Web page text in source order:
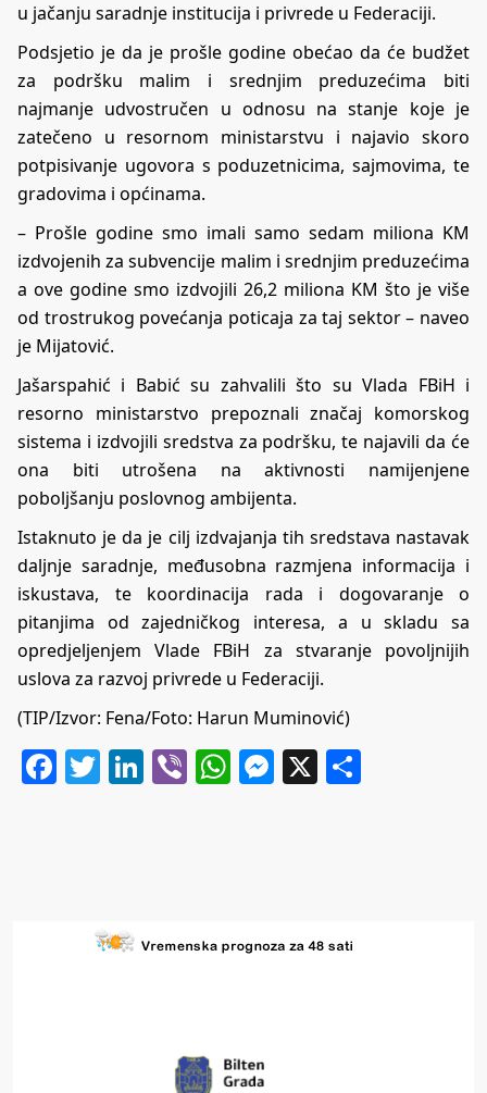
u jačanju saradnje institucija i privrede u Federaciji.
Podsjetio je da je prošle godine obećao da će budžet
za podršku malim i srednjim preduzećima biti
najmanje udvostručen u odnosu na stanje koje je
zatečeno u resornom ministarstvu i najavio skoro
potpisivanje ugovora s poduzetnicima, sajmovima, te
gradovima i općinama.
– Prošle godine smo imali samo sedam miliona KM
izdvojenih za subvencije malim i srednjim preduzećima
a ove godine smo izdvojili 26,2 miliona KM što je više
od trostrukog povećanja poticaja za taj sektor – naveo
je Mijatović.
Jašarspahić i Babić su zahvalili što su Vlada FBiH i
resorno ministarstvo prepoznali značaj komorskog
sistema i izdvojili sredstva za podršku, te najavili da će
ona biti utrošena na aktivnosti namijenjene
poboljšanju poslovnog ambijenta.
Istaknuto je da je cilj izdvajanja tih sredstava nastavak
daljnje saradnje, međusobna razmjena informacija i
iskustava, te koordinacija rada i dogovaranje o
pitanjima od zajedničkog interesa, a u skladu sa
opredjeljenjem Vlade FBiH za stvaranje povoljnijih
uslova za razvoj privrede u Federaciji.
(TIP/Izvor: Fena/Foto: Harun Muminović)
Facebook
Twitter
LinkedIn
ViberWhatsApp
Messenger
X